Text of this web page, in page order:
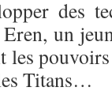
des
un
les
Titans…